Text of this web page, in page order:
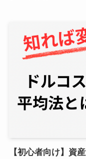
【初心者向け】資